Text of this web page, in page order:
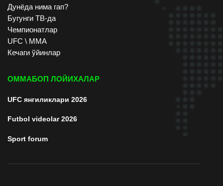
Дунёда нима гап?
Бугунги ТВ-да
Чемпионатлар
UFC \ ММА
Кечаги ўйинлар
ОММАБОП ЛОЙИХАЛАР
UFC янгиликлари 2026
Futbol videolar 2026
Sport forum